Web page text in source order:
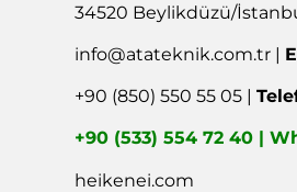
34520 Beylikdüzü/
info@atateknik.com.tr |
+90 (850) 550 55 05 |
+90 (533) 554 72 40 |
heikenei.com